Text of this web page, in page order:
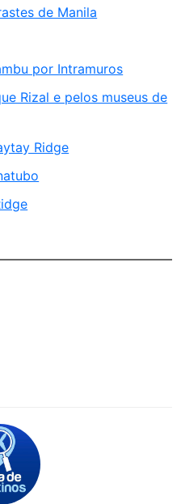
de Manila
por Intramuros
Rizal e pelos museus de
Ridge